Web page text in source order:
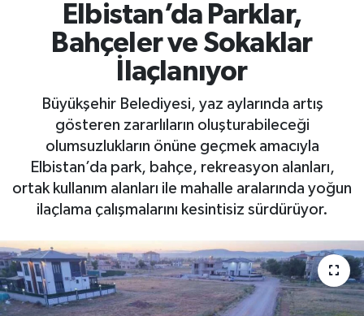
Elbistan’da Parklar,
Bahçeler ve Sokaklar
İlaçlanıyor
Büyükşehir Belediyesi, yaz aylarında artış
gösteren zararlıların oluşturabileceği
olumsuzlukların önüne geçmek amacıyla
Elbistan’da park, bahçe, rekreasyon alanları,
ortak kullanım alanları ile mahalle aralarında yoğun
ilaçlama çalışmalarını kesintisiz sürdürüyor.
ONİKİŞUBAT
ÖZEL HABER
Künye
Süper Lig Puan Durumu ve Fikstür
Tüm Manşetler
Son Dakika Haberleri
Haber Arşivi